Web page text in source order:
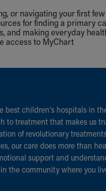
or navigating your first few
for finding a primary
and making everyday
access to MyChart
best children‘s hospitals in
to treatment that makes us
of revolutionary
our care does more than
support and
the community where you